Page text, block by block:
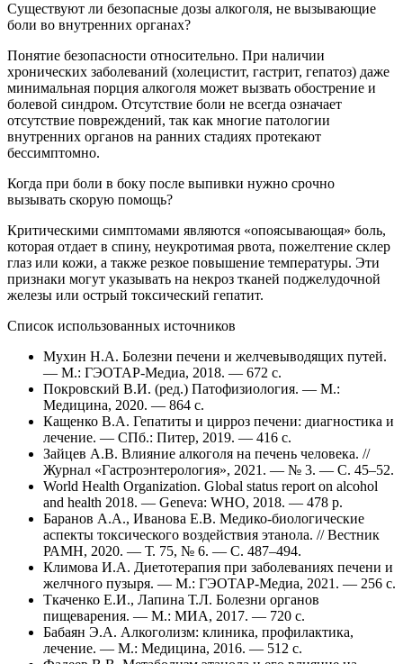
Существуют ли безопасные дозы алкоголя, не вызывающие
боли во внутренних органах?
Понятие безопасности относительно. При наличии
хронических заболеваний (холецистит, гастрит, гепатоз) даже
минимальная порция алкоголя может вызвать обострение и
болевой синдром. Отсутствие боли не всегда означает
отсутствие повреждений, так как многие патологии
внутренних органов на ранних стадиях протекают
бессимптомно.
Когда при боли в боку после выпивки нужно срочно
вызывать скорую помощь?
Критическими симптомами являются «опоясывающая» боль,
которая отдает в спину, неукротимая рвота, пожелтение склер
глаз или кожи, а также резкое повышение температуры. Эти
признаки могут указывать на некроз тканей поджелудочной
железы или острый токсический гепатит.
Список использованных источников
Мухин Н.А. Болезни печени и желчевыводящих путей.
— М.: ГЭОТАР-Медиа, 2018. — 672 с.
Покровский В.И. (ред.) Патофизиология. — М.:
Медицина, 2020. — 864 с.
Кащенко В.А. Гепатиты и цирроз печени: диагностика и
лечение. — СПб.: Питер, 2019. — 416 с.
Зайцев А.В. Влияние алкоголя на печень человека. //
Журнал «Гастроэнтерология», 2021. — № 3. — С. 45–52.
World Health Organization. Global status report on alcohol
and health 2018. — Geneva: WHO, 2018. — 478 p.
Баранов А.А., Иванова Е.В. Медико-биологические
аспекты токсического воздействия этанола. // Вестник
РАМН, 2020. — Т. 75, № 6. — С. 487–494.
Климова И.А. Диетотерапия при заболеваниях печени и
желчного пузыря. — М.: ГЭОТАР-Медиа, 2021. — 256 с.
Ткаченко Е.И., Лапина Т.Л. Болезни органов
пищеварения. — М.: МИА, 2017. — 720 с.
Бабаян Э.А. Алкоголизм: клиника, профилактика,
лечение. — М.: Медицина, 2016. — 512 с.